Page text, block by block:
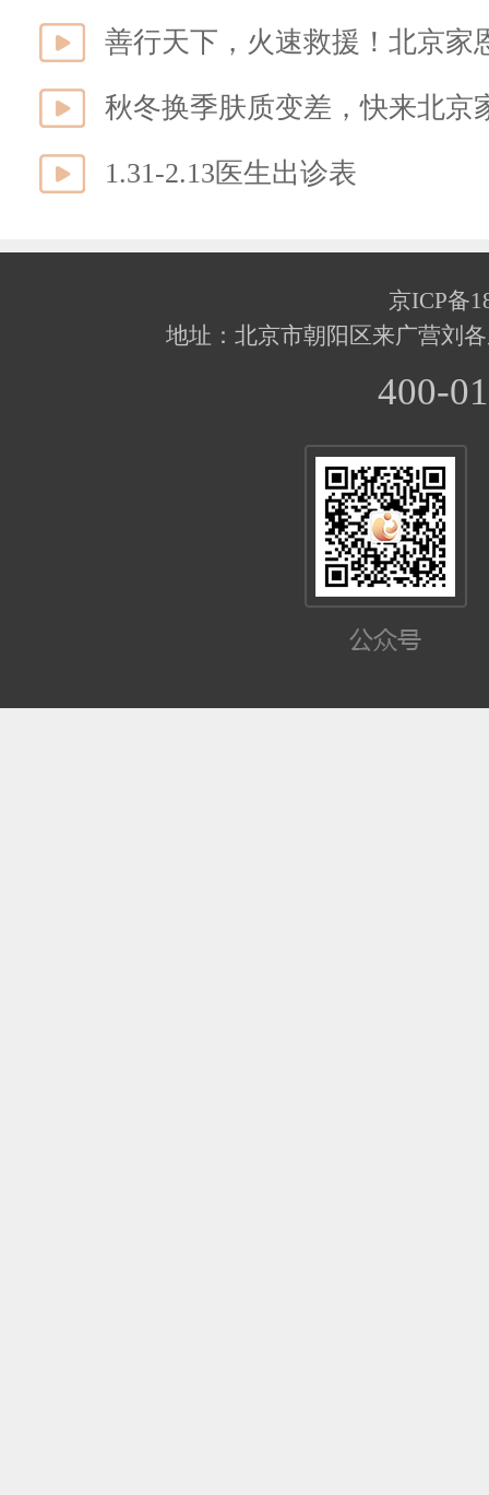
善行天下，火速救援！北京家
秋冬换季肤质变差，快来北京
1.31-2.13医生出诊表
京ICP备
地址：北京市朝阳区来广营刘
400-